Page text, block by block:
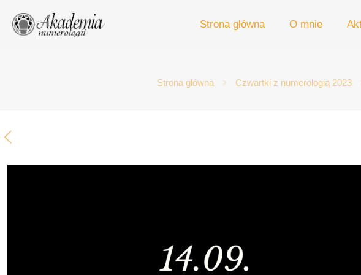
Strona główna O mnie
Strona główna Czwartki z numerologią 2023